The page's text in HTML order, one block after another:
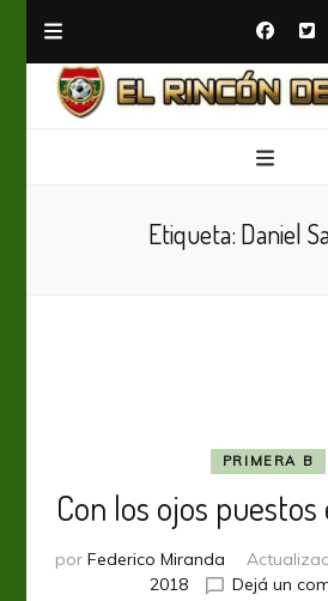
Etiqueta: Daniel
PRIMERA B
Con los ojos
por Federico Miranda
2018
Dejá un